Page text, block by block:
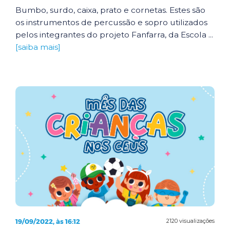
Bumbo, surdo, caixa, prato e cornetas. Estes são
os instrumentos de percussão e sopro utilizados
pelos integrantes do projeto Fanfarra, da Escola ...
[saiba mais]
2120 visualizações
19/09/2022, às 16:12